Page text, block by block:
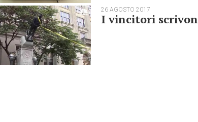
26 AGOSTO 2017
I vincitori